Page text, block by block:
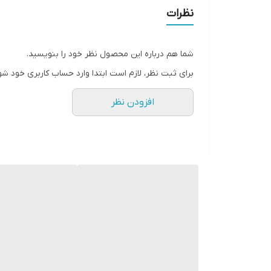
✔️مشخصات:
فرمول پوست دوست داشتنی آن با اسید هیالورونیک
نظرات
شما هم درباره این محصول نظر خود را بنویسید.
برای ثبت نظر، لازم است ابتدا وارد حساب کاربری خود
افزودن نظر